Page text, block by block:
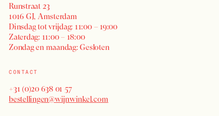
Runstraat 23
1016 GJ, Amsterdam
Dinsdag tot vrijdag: 11:00 – 19:00
Zaterdag: 11:00 – 18:00
Zondag en maandag: Gesloten
CONTACT
+31 (0)20 638 01 57
bestellingen@wijnwinkel.com